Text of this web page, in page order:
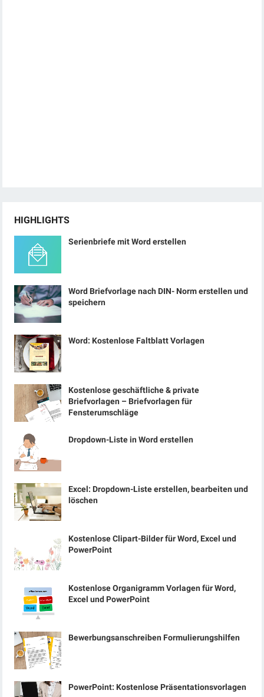
HIGHLIGHTS
Serienbriefe mit Word erstellen
Word Briefvorlage nach DIN- Norm erstellen und
speichern
Word: Kostenlose Faltblatt Vorlagen
Kostenlose geschäftliche & private
Briefvorlagen – Briefvorlagen für
Fensterumschläge
Dropdown-Liste in Word erstellen
Excel: Dropdown-Liste erstellen, bearbeiten und
löschen
Kostenlose Clipart-Bilder für Word, Excel und
PowerPoint
Kostenlose Organigramm Vorlagen für Word,
Excel und PowerPoint
Bewerbungsanschreiben Formulierungshilfen
PowerPoint: Kostenlose Präsentationsvorlagen